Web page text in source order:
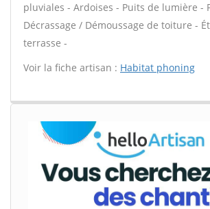
pluviales - Ardoises - Puits de lumière -
Décrassage / Démoussage de toiture -
terrasse -
Voir la fiche artisan : Habitat phoning